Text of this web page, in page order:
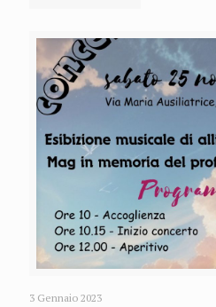
3 Gennaio 2023